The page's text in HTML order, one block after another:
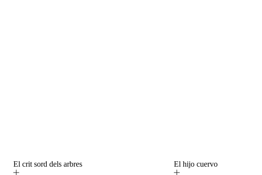
El crit sord dels arbres El hijo cuervo